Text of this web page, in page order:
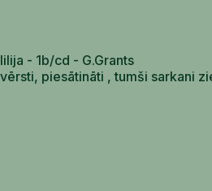
- 1b/cd - G.Grants
piesātināti , tumši sarkani